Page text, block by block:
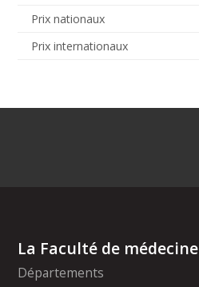
Prix nationaux
Prix internationaux
La Faculté de médecine
Départements